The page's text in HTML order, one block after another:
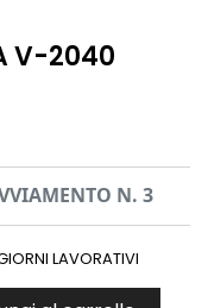
V-2040
N. 3
LAVORATIVI